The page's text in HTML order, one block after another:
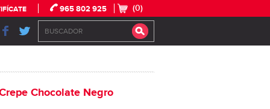
(0)
965 802 925
Chocolate Negro